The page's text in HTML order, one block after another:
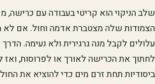
שלב הניקוי הוא קריטי בעבודה עם כרישה,
הצמודות שלה מצטברת אדמה וחול. אם לא
עלולים לקבל מנה גרגירית ולא נעימה. הדרך
לחתוך את הכרישה לאורך או לפרוסות,
ביסודיות תחת זרם מים כדי להוציא את